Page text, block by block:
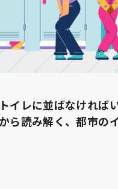
イレに並ばなければ
ら読み解く、都市の